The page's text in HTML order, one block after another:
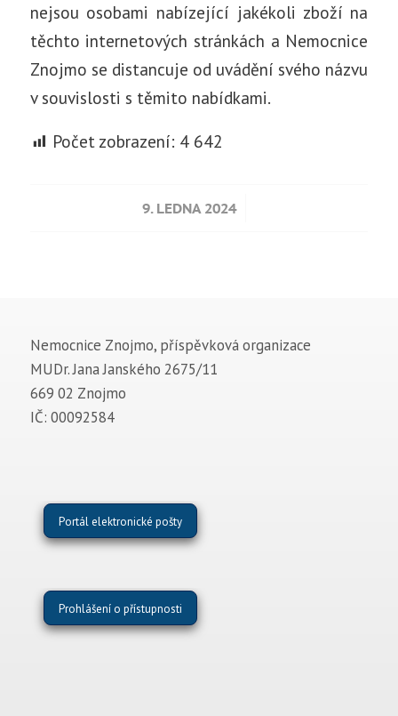
nejsou osobami nabízející jakékoli zboží na
těchto internetových stránkách a Nemocnice
Znojmo se distancuje od uvádění svého názvu
v souvislosti s těmito nabídkami.
Počet zobrazení: 4 642
9. LEDNA 2024
/
Nemocnice Znojmo, příspěvková organizace
MUDr. Jana Janského 2675/11
669 02 Znojmo
IČ: 00092584
Portál elektronické pošty
Prohlášení o přístupnosti